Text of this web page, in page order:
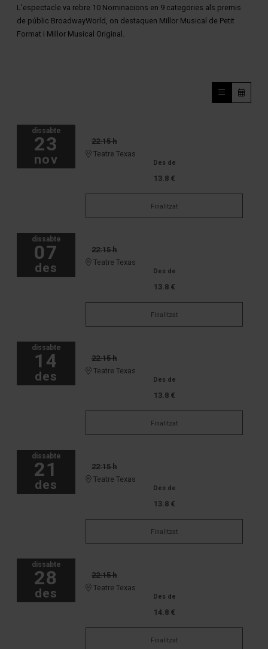
L’espectacle va rebre 10 Nominacions en 9 categories als premis
de públic BroadwayWorld, on destaquen Millor Musical de Petit
Format i Millor Musical Original.
dissabte
23
nov
22:15 h
Teatre Texas
Des de
13.8 €
Finalitzat
dissabte
07
des
22:15 h
Teatre Texas
Des de
13.8 €
Finalitzat
dissabte
14
des
22:15 h
Teatre Texas
Des de
13.8 €
Finalitzat
dissabte
21
des
22:15 h
Teatre Texas
Des de
13.8 €
Finalitzat
dissabte
28
des
22:15 h
Teatre Texas
Des de
14.8 €
Finalitzat